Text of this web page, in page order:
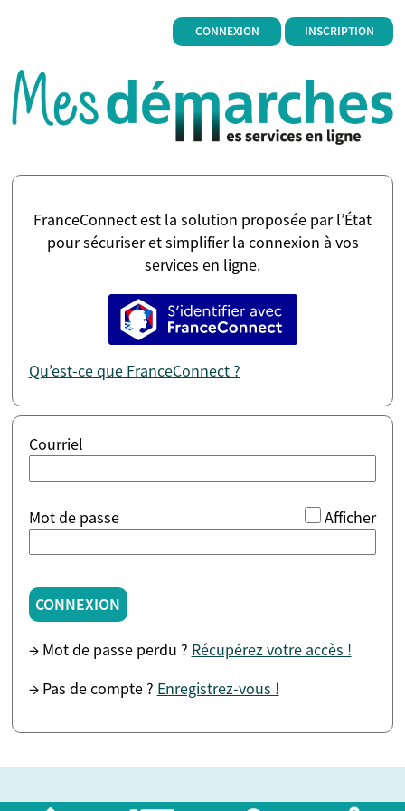
CONNEXION INSCRIPTION
FranceConnect est la solution proposée par l’État
pour sécuriser et simplifier la connexion à vos
services en ligne.
S’identifier avec
Qu’est-ce que FranceConnect ?
Courriel
Mot de passe Afficher
CONNEXION
→ Mot de passe perdu ? Récupérez votre accès !
→ Pas de compte ? Enregistrez-vous !